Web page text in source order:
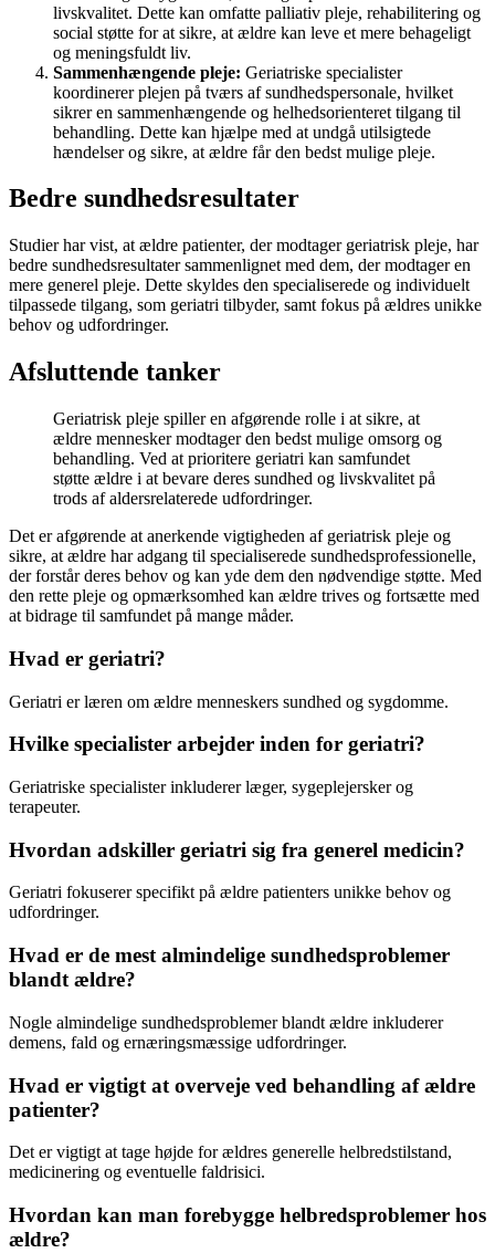
livskvalitet. Dette kan omfatte palliativ pleje, rehabilitering og
social støtte for at sikre, at ældre kan leve et mere behageligt
og meningsfuldt liv.
Sammenhængende pleje: Geriatriske specialister
koordinerer plejen på tværs af sundhedspersonale, hvilket
sikrer en sammenhængende og helhedsorienteret tilgang til
behandling. Dette kan hjælpe med at undgå utilsigtede
hændelser og sikre, at ældre får den bedst mulige pleje.
Bedre sundhedsresultater
Studier har vist, at ældre patienter, der modtager geriatrisk pleje, har
bedre sundhedsresultater sammenlignet med dem, der modtager en
mere generel pleje. Dette skyldes den specialiserede og individuelt
tilpassede tilgang, som geriatri tilbyder, samt fokus på ældres unikke
behov og udfordringer.
Afsluttende tanker
Geriatrisk pleje spiller en afgørende rolle i at sikre, at
ældre mennesker modtager den bedst mulige omsorg og
behandling. Ved at prioritere geriatri kan samfundet
støtte ældre i at bevare deres sundhed og livskvalitet på
trods af aldersrelaterede udfordringer.
Det er afgørende at anerkende vigtigheden af geriatrisk pleje og
sikre, at ældre har adgang til specialiserede sundhedsprofessionelle,
der forstår deres behov og kan yde dem den nødvendige støtte. Med
den rette pleje og opmærksomhed kan ældre trives og fortsætte med
at bidrage til samfundet på mange måder.
Hvad er geriatri?
Geriatri er læren om ældre menneskers sundhed og sygdomme.
Hvilke specialister arbejder inden for geriatri?
Geriatriske specialister inkluderer læger, sygeplejersker og
terapeuter.
Hvordan adskiller geriatri sig fra generel medicin?
Geriatri fokuserer specifikt på ældre patienters unikke behov og
udfordringer.
Hvad er de mest almindelige sundhedsproblemer
blandt ældre?
Nogle almindelige sundhedsproblemer blandt ældre inkluderer
demens, fald og ernæringsmæssige udfordringer.
Hvad er vigtigt at overveje ved behandling af ældre
patienter?
Det er vigtigt at tage højde for ældres generelle helbredstilstand,
medicinering og eventuelle faldrisici.
Hvordan kan man forebygge helbredsproblemer hos
ældre?